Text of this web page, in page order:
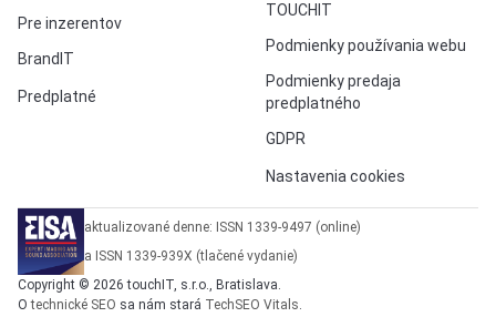
Pre inzerentov
BrandIT
Predplatné
TOUCHIT
Podmienky používania webu
Podmienky predaja
predplatného
GDPR
Nastavenia cookies
aktualizované denne: ISSN 1339-9497 (online)
a ISSN 1339-939X (tlačené vydanie)
Copyright © 2026 touchIT, s.r.o., Bratislava.
Otechnické SEO sa nám stará TechSEO Vitals.